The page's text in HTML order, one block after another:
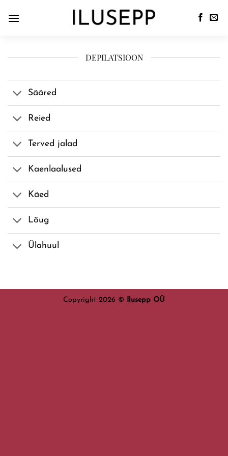
DEPILATSIOON
Sääred
Reied
Terved jalad
Kaenlaalused
Käed
Lõug
Ülahuul
Copyright 2026 © Ilusepp OÜ